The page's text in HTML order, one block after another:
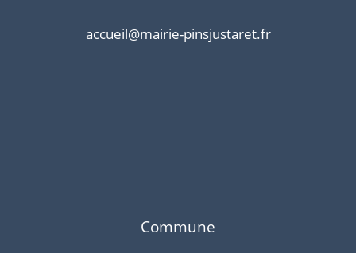
accueil@mairie-pinsjustaret.fr
Commune